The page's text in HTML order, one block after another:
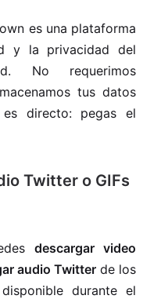
es una plataforma
y la privacidad del
No requerimos
tus datos
directo: pegas el
Twitter o GIFs
descargar video
audio Twitter de los
durante el